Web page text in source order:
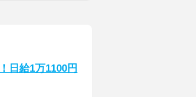
日給1万1100円